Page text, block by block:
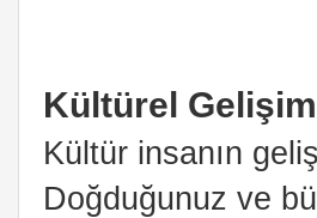
Kültürel Gelişim
Kültür insanın
Doğduğunuz ve